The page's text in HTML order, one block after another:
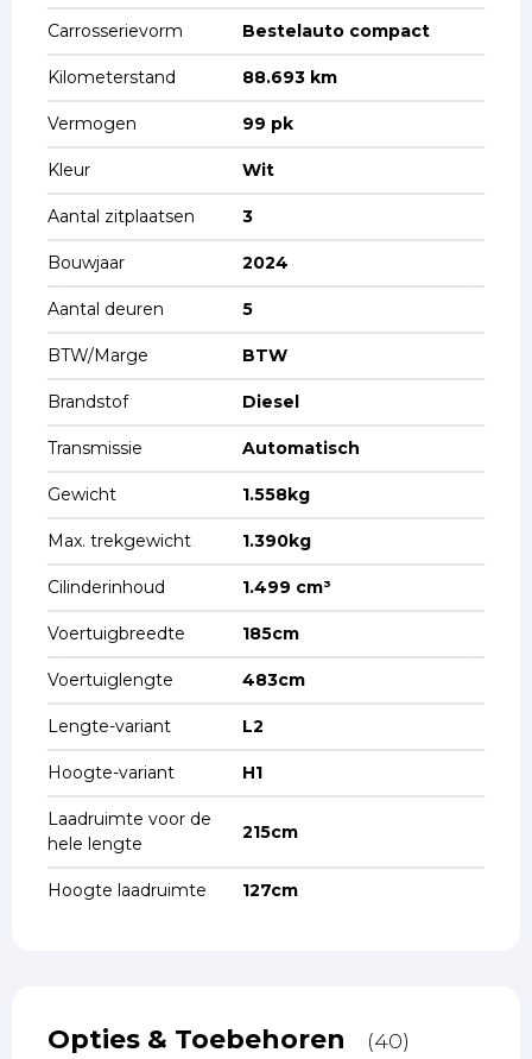
Carrosserievorm Bestelauto compact
Kilometerstand 88.693 km
Vermogen 99 pk
Kleur Wit
Aantal zitplaatsen 3
Bouwjaar 2024
Aantal deuren 5
BTW/Marge BTW
Brandstof Diesel
Transmissie Automatisch
Gewicht 1.558kg
Max. trekgewicht 1.390kg
Cilinderinhoud 1.499 cm³
Voertuigbreedte 185cm
Voertuiglengte 483cm
Lengte-variant L2
Hoogte-variant H1
Laadruimte voor de
hele lengte
215cm
Hoogte laadruimte 127cm
Opties & Toebehoren (40)